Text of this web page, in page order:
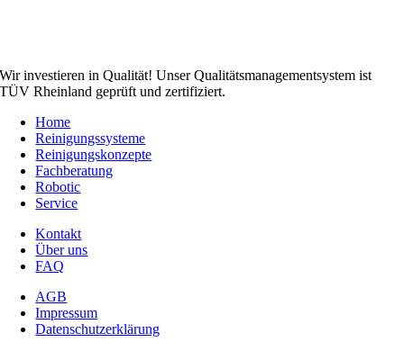
Wir investieren in Qualität! Unser Qualitätsmanagementsystem ist
TÜV Rheinland geprüft und zertifiziert.
Home
Reinigungssysteme
Reinigungskonzepte
Fachberatung
Robotic
Service
Kontakt
Über uns
FAQ
AGB
Impressum
Datenschutzerklärung